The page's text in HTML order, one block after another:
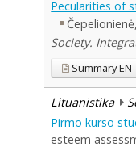
Pecularities of
Society.
SummaryEN
Lituanistika
Pirmo kurso
esteem